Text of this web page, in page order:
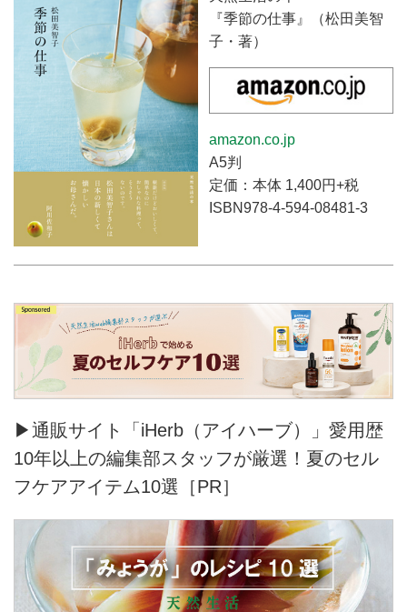
『季節の仕事』（松田美智
子・著）
amazon.co.jp
A5判
定価：本体 1,400円+税
ISBN978-4-594-08481-3
▶通販サイト「iHerb（アイハーブ）」愛用歴
10年以上の編集部スタッフが厳選！夏のセル
フケアアイテム10選［PR］